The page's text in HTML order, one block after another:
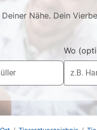
Nähe. Dein
Wo